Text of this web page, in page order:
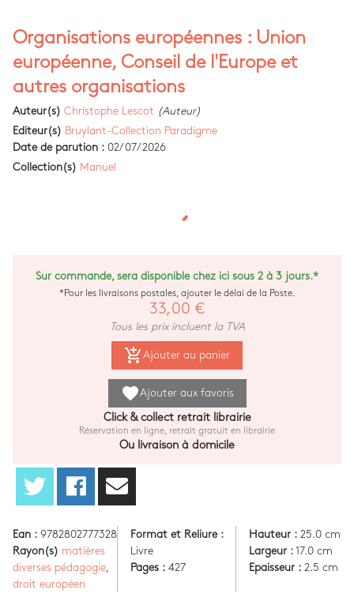
Organisations européennes : Union
européenne, Conseil de l'Europe et
autres organisations
Auteur(s) Christophe Lescot (Auteur)
Editeur(s) Bruylant-Collection Paradigme
Date de parution : 02/07/2026
Collection(s) Manuel
Sur commande, sera disponible chez ici sous 2 à 3 jours.*
*Pour les livraisons postales, ajouter le délai de la Poste.
33,00 €
Tous les prix incluent la TVA
add_shopping_cart Ajouter au panier
favoriteAjouter aux favoris
Click & collect retrait librairie
Réservation en ligne, retrait gratuit en librairie
Ou livraison à domicile
Ean : 9782802777328
Rayon(s) matières
diverses pédagogie
droit européen
Format et Reliure :
Livre
Pages : 427
Hauteur :25.0 cm
Largeur :17.0 cm
Epaisseur :2.5 cm